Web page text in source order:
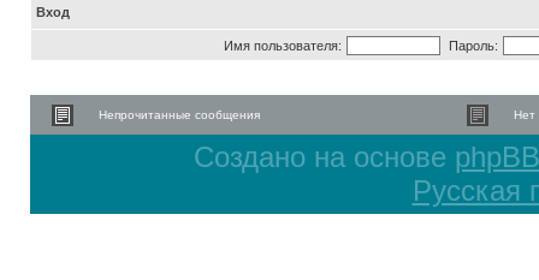
Вход
Имя пользователя: Пароль:
Непрочитанные сообщения Нет
Создано на основе phpBB
Русская